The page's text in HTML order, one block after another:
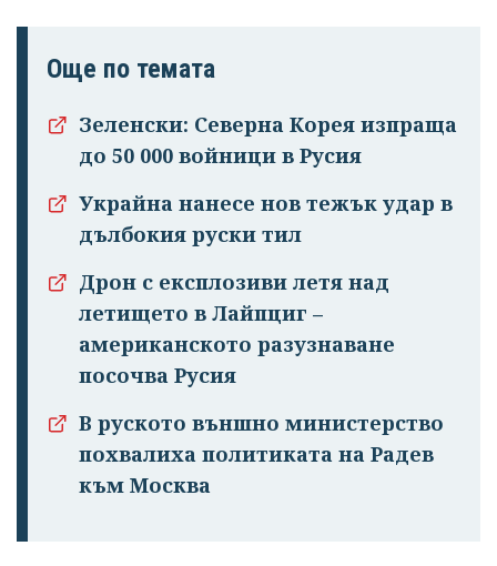
Още по темата
Зеленски: Северна Корея изпраща
до 50 000 войници в Русия
Украйна нанесе нов тежък удар в
дълбокия руски тил
Дрон с експлозиви летя над
летището в Лайпциг –
американското разузнаване
посочва Русия
В руското външно министерство
похвалиха политиката на Радев
към Москва